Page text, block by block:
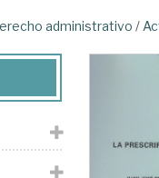
administrativo /